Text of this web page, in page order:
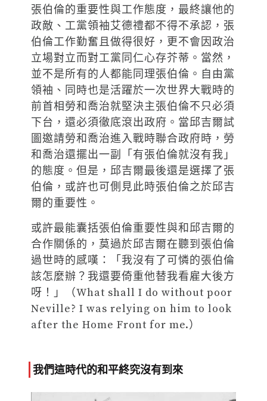
張伯倫的重要性與工作態度，最終讓他的
政敵、工黨領袖艾德禮都不得不承認，張
伯倫工作勤奮且做得很好，更不會因政治
立場對立而對工黨同仁心存芥蒂。當然，
並不是所有的人都能同理張伯倫。自由黨
領袖、同時也是活躍於一次世界大戰時的
前首相勞和喬治就堅決主張伯倫不只必須
下台，還必須徹底滾出政府。當邱吉爾試
圖邀請勞和喬治進入戰時聯合政府時，勞
和喬治還擺出一副「有張伯倫就沒有我」
的態度。但是，邱吉爾最後還是選擇了張
伯倫，或許也可側見此時張伯倫之於邱吉
爾的重要性。
或許最能囊括張伯倫重要性與和邱吉爾的
合作關係的，莫過於邱吉爾在聽到張伯倫
過世時的感嘆：「我沒有了可憐的張伯倫
該怎麼辦？我還要倚重他替我看雇大後方
呀！」（What shall I do without poor
Neville? I was relying on him to look
after the Home Front for me.）
我們這時代的和平終究沒有到來